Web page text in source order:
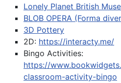
Lonely Planet British
BLOB OPERA (Forma
3D Pottery
2D: https://interacty.me/
Bingo Activities:
https://
classroom-activity-bingo